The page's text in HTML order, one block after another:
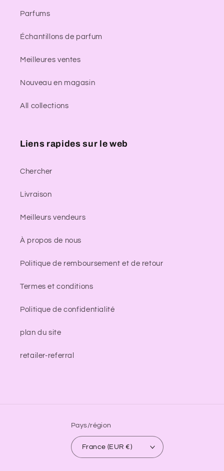
Parfums
Échantillons de parfum
Meilleures ventes
Nouveau en magasin
All collections
Liens rapides sur le web
Chercher
Livraison
Meilleurs vendeurs
À propos de nous
Politique de remboursement et de retour
Termes et conditions
Politique de confidentialité
plan du site
retailer-referral
Pays/région
France (EUR €)